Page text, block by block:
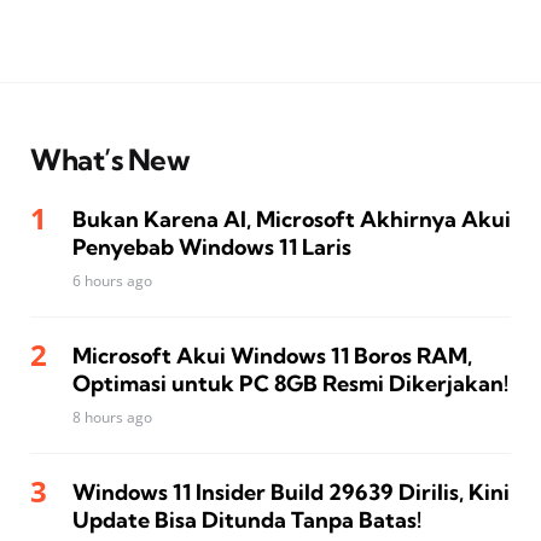
What’s New
Bukan Karena AI, Microsoft Akhirnya Akui
Penyebab Windows 11 Laris
6 hours ago
Microsoft Akui Windows 11 Boros RAM,
Optimasi untuk PC 8GB Resmi Dikerjakan!
8 hours ago
Windows 11 Insider Build 29639 Dirilis, Kini
Update Bisa Ditunda Tanpa Batas!